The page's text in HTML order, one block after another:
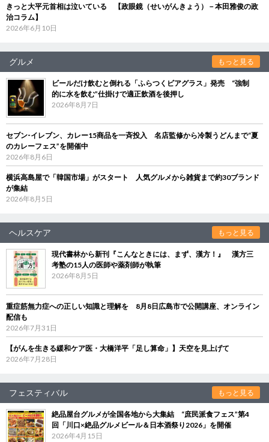
きっと大平元首相は泣いている 【政眼鏡（せいがんきょう）－本田雅俊の政
治コラム】
2026年6月10日
グルメ もっと見る
ビールだけ飲むと倒れる「ふらつくビアグラス」発売 “強制
的に水を飲む”仕掛けで適正飲酒を後押し
2026年8月7日
セブン‐イレブン、カレー15商品を一斉投入 名店監修から冷製うどんまで“夏
のカレーフェス”を開催中
2026年8月6日
横浜高島屋で「韓国市場」がスタート 人気グルメから雑貨まで約30ブランド
が集結
2026年8月5日
ヘルスケア もっと見る
現代書林から新刊『こんなときには、まず、漢方！』 漢方三
考塾の15人の医師や薬剤師が執筆
2026年8月5日
重症筋無力症への正しい知識と理解を 8月8日広島市で公開講座、オンライン
配信も
2026年7月31日
【がんを生きる緩和ケア医・大橋洋平「足し算命」】天空を見上げて
2026年7月28日
フェスティバル もっと見る
絶品屋台グルメが全国各地から大集結 “庶民派食フェス”第4
回「川口×絶品グルメビール＆日本酒祭り2026」を開催
2026年4月15日